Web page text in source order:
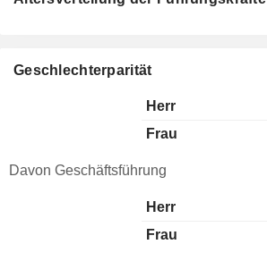
Geschlechterparität
Herr
Frau
Davon Geschäftsführung
Herr
Frau